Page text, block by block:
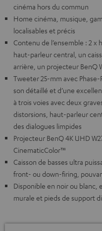
cinéma hors du commun
Home cinéma, musique,
localisables et précis
Contenu de l’ensemble : 2
haut-parleur central, un
arrière, un projecteur BenQ
Tweeter 25-mm avec Phase-
son détaillé et d’une
à trois voies avec deux
distorsions, haut-parleur
des dialogues limpides
Projecteur BenQ 4K UHD
CinematicColor™
Caisson de basses ultra
front- ou down-firing,
Disponible en noir ou blanc,
murale et pieds de support